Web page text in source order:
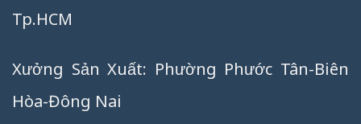
Tp.HCM
Xưởng Sản Xuất: Phường Phước Tân-Biên
Hòa-Đông Nai